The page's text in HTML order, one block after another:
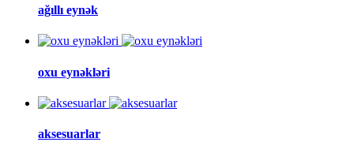
ağıllı eynək
oxu eynəkləri
aksesuarlar